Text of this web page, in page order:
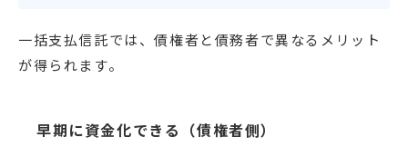
一括支払信託では、債権者と債務者で異なるメリット
が得られます。
早期に資金化できる（債権者側）